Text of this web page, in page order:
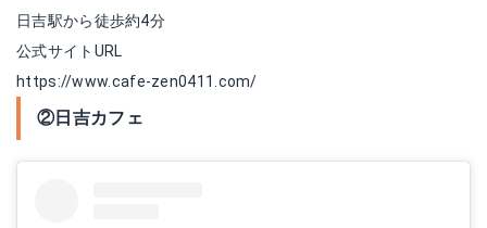
日吉駅から徒歩約4分
公式サイトURL
https://www.cafe-zen0411.com/
②日吉カフェ